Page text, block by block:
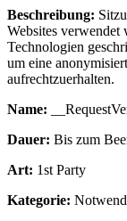
Beschreibung:
Websites
Technologien
um eine
aufrechtzuerhalten.
Name:
Dauer: Bis zum
Art: 1st Party
Kategorie: